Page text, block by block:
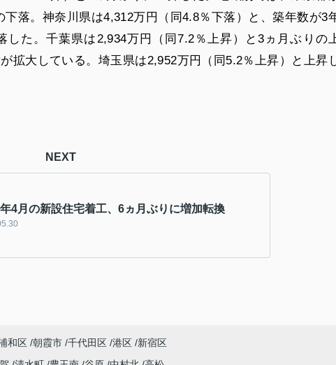
落。神奈川県は4,312万円（同4.8％下落）と、築年数が3
した。千葉県は2,934万円（同7.2％上昇）と3ヵ月ぶりの
拡大している。埼玉県は2,952万円（同5.2％上昇）と上昇
NEXT
4月の新設住宅着工、6ヵ月ぶりに増加転換
和区 朝霞市 千代田区 港区 新宿区